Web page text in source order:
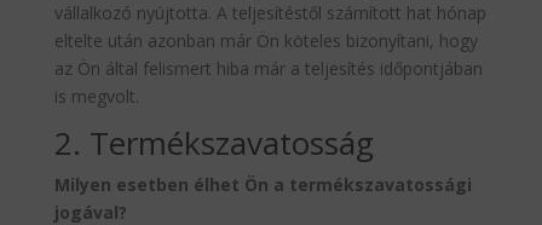
vállalkozó nyújtotta. A teljesítéstől számított hat hónap
eltelte után azonban már Ön köteles bizonyítani, hogy
az Ön által felismert hiba már a teljesítés időpontjában
is megvolt.
2. Termékszavatosság
Milyen esetben élhet Ön a termékszavatossági
jogával?